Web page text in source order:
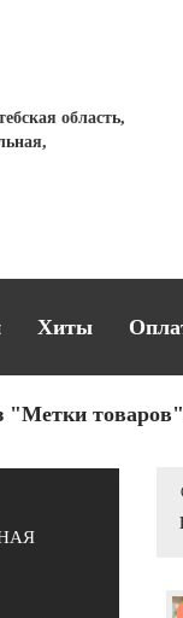
область,
Хиты
"Метки товаров"